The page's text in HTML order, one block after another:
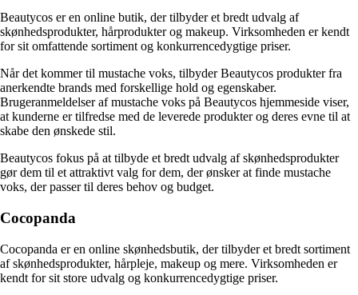
Beautycos er en online butik, der tilbyder et bredt udvalg af
skønhedsprodukter, hårprodukter og makeup. Virksomheden er kendt
for sit omfattende sortiment og konkurrencedygtige priser.
Når det kommer til mustache voks, tilbyder Beautycos produkter fra
anerkendte brands med forskellige hold og egenskaber.
Brugeranmeldelser af mustache voks på Beautycos hjemmeside viser,
at kunderne er tilfredse med de leverede produkter og deres evne til at
skabe den ønskede stil.
Beautycos fokus på at tilbyde et bredt udvalg af skønhedsprodukter
gør dem til et attraktivt valg for dem, der ønsker at finde mustache
voks, der passer til deres behov og budget.
Cocopanda
Cocopanda er en online skønhedsbutik, der tilbyder et bredt sortiment
af skønhedsprodukter, hårpleje, makeup og mere. Virksomheden er
kendt for sit store udvalg og konkurrencedygtige priser.